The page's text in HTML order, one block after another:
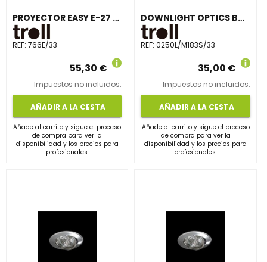
PROYECTOR EASY E-27 BLANCO CARRIL TRIFÁSICO
REF: 766E/33
55,30 €
Impuestos no incluidos.
AÑADIR A LA CESTA
Añade al carrito y sigue el proceso
de compra para ver la
disponibilidad y los precios para
profesionales.
DOWNLIGHT OPTICS BASIC LED REDONDO 8W 3000K BLANCO
REF:0250L/M183S/33
35,00 €
Impuestos no incluidos.
AÑADIR A LA CESTA
Añade al carrito y sigue el proceso
de compra para ver la
disponibilidad y los precios para
profesionales.